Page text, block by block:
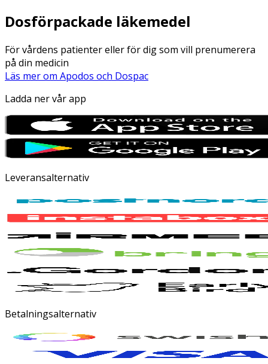
Dosförpackade läkemedel
För vårdens patienter eller för dig som vill prenumerera
på din medicin
Läs mer om Apodos och Dospac
Ladda ner vår app
Leveransalternativ
Betalningsalternativ